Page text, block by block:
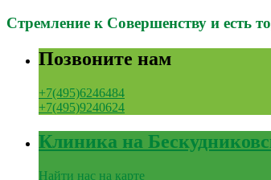
Стремление к Совершенству и есть
Позвоните нам
+7(495)6246484
+7(495)9240624
Клиника на
Найти нас на карте